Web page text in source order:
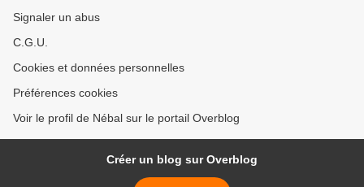
Signaler un abus
C.G.U.
Cookies et données personnelles
Préférences cookies
Voir le profil de Nébal sur le portail Overblog
Créer un blog sur Overblog